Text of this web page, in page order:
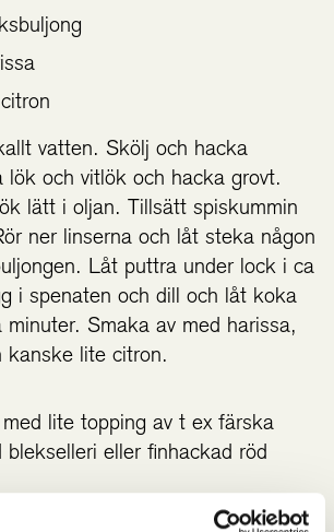
vatten. Skölj och hacka
lök och vitlök och hacka grovt.
lätt i oljan. Tillsätt spiskummin
ner linserna och låt steka någon
Låt puttra under lock i ca
i spenaten och dill och låt koka
minuter. Smaka av med harissa,
kanske lite citron.
lite topping av t ex färska
blekselleri eller finhackad röd